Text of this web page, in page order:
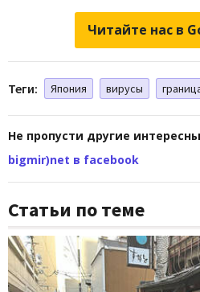
Читайте нас в
Теги: Япония вирусы
Не пропусти другие
bigmir)net в facebook
Статьи по теме